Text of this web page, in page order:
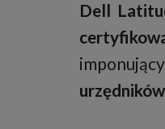
Dell